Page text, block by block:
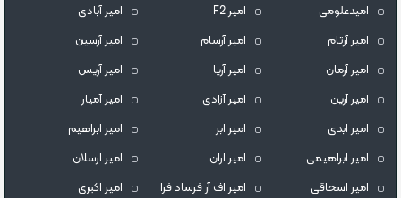
امیدعلومی امیر F2
امیر آبادی
امیر آرتام
امیر آرسام
امیر آرسین
امیر آرمان
امیر آریا
امیر آریس
امیر آرین
امیر آزادی
امیر آمیار
امیر ابدی
امیر ابر
امیر ابراهیم
امیر ابراهیمی
امیر اران
امیر ارسلان
امیر اسحاقی
امیر اف آر فرساد فرا
امیر اکبری